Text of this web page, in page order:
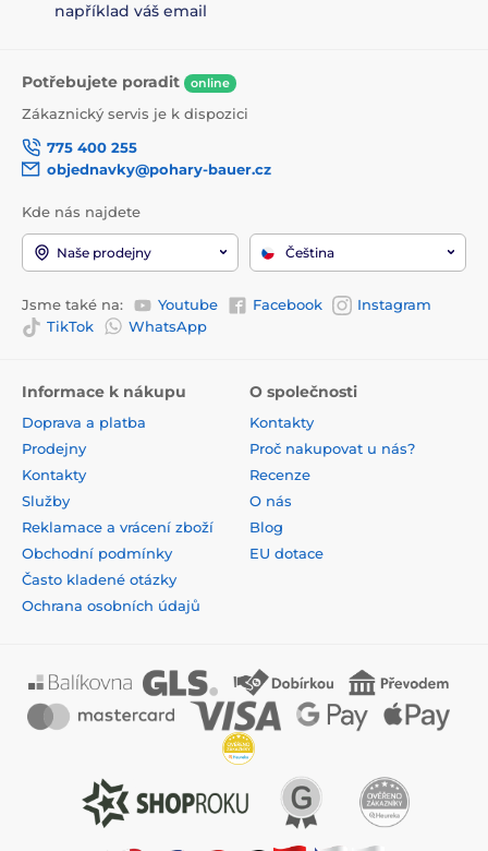
například váš email
Potřebujete poradit online
Zákaznický servis je k dispozici
775 400 255
objednavky@pohary-bauer.cz
Kde nás najdete
Naše prodejny Čeština
Jsme také na: Youtube Facebook
Instagram
TikTok
WhatsApp
Informace k nákupu
Doprava a platba
Prodejny
Kontakty
Služby
Reklamace a vrácení zboží
Obchodní podmínky
Často kladené otázky
Ochrana osobních údajů
O společnosti
Kontakty
Proč nakupovat u nás?
Recenze
O nás
Blog
EU dotace